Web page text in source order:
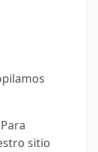
sitio